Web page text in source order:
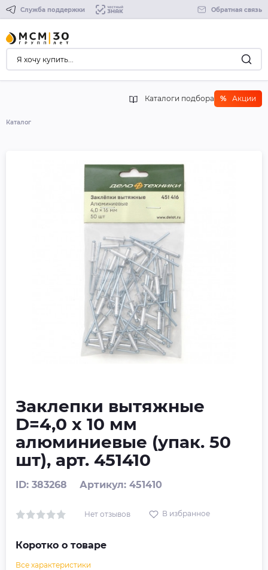
Служба поддержки Обратная связь
Каталоги подбора % Акции
Каталог
Заклепки вытяжные
D=4,0 х 10 мм
алюминиевые (упак. 50
шт), арт. 451410
ID: 383268 Артикул: 451410
Нет отзывов В избранное
Коротко о товаре
Все характеристики